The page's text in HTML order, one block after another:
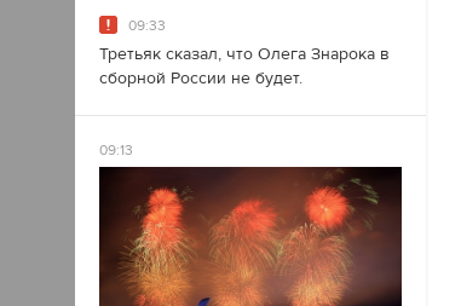
09:33
Третьяк сказал, что Олега Знарока в
сборной России не будет.
09:13